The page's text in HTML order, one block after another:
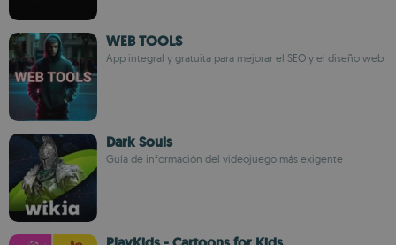
WEB TOOLS
App integral y gratuita para mejorar el SEO y el diseño web
Dark Souls
Guía de información del videojuego más exigente